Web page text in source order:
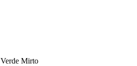
Verde Mirto